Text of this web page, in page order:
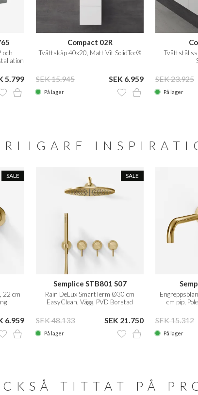
och
5.799
Compact 02R
Tvättskåp 40x20, Matt Vit SolidTec®
SEK 15.945 SEK 6.959
På lager
SEK 23.925
På lager
SALE
22 cm
6.959
SALE
Semplice STB801 S07
Rain DeLux SmartTerm Ø30 cm
EasyClean, Vägg, PVD Borstad
SEK 48.133 SEK 21.750
På lager
cm pip,
SEK 15.312
På lager
TITTAT PÅ